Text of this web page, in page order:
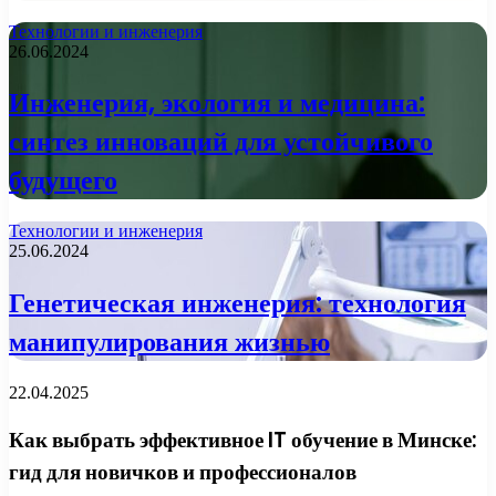
Технологии и инженерия
26.06.2024
Инженерия, экология и медицина:
синтез инноваций для устойчивого
будущего
Технологии и инженерия
25.06.2024
Генетическая инженерия: технология
манипулирования жизнью
22.04.2025
Как выбрать эффективное IT обучение в Минске:
гид для новичков и профессионалов